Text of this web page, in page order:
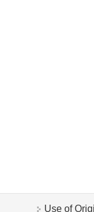
Use of